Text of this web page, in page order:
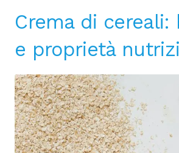
Crema di cereali:
e proprietà